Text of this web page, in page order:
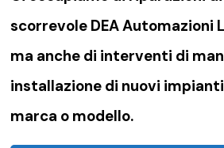
scorrevole DEA Automazioni
ma anche di interventi di
installazione di nuovi
marca o modello.